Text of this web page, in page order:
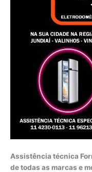
Assistência técnica
de todas as marcas e